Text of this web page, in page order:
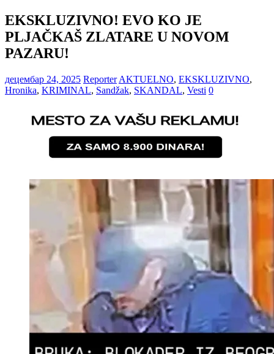
EKSKLUZIVNO! EVO KO JE
PLJAČKAŠ ZLATARE U NOVOM
PAZARU!
децембар 24, 2025 Reporter AKTUELNO, EKSKLUZIVNO,
Hronika, KRIMINAL, Sandžak, SKANDAL, Vesti 0